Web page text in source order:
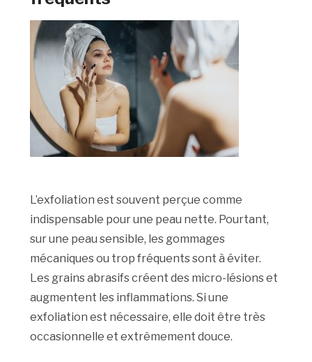
L’exfoliation est souvent perçue comme
indispensable pour une peau nette. Pourtant,
sur une peau sensible, les gommages
mécaniques ou trop fréquents sont à éviter.
Les grains abrasifs créent des micro-lésions et
augmentent les inflammations. Si une
exfoliation est nécessaire, elle doit être très
occasionnelle et extrêmement douce.